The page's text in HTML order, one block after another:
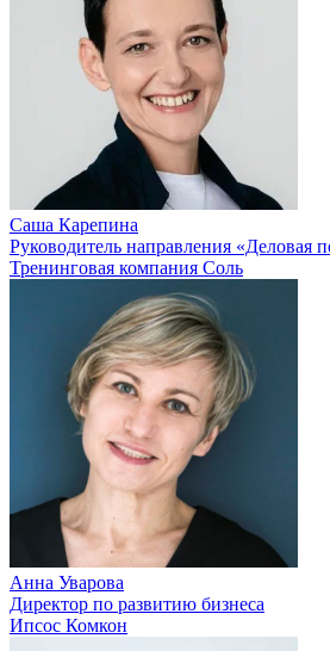
Саша Карепина
Руководитель направления «Деловая
Тренинговая компания Соль
Анна Уварова
Директор по развитию бизнеса
Ипсос Комкон